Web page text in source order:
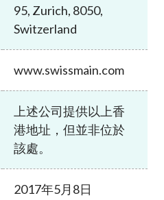
95, Zurich, 8050,
Switzerland
www.swissmain.com
上述公司提供以上香
港地址，但並非位於
該處。
2017年5月8日